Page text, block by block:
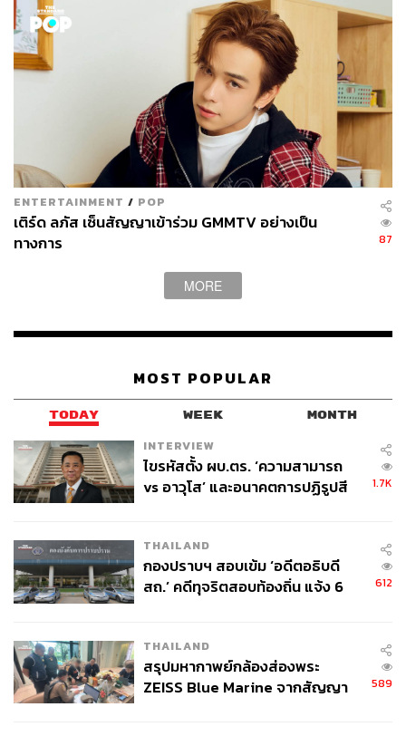
ENTERTAINMENT / POP
เติร์ด ลภัส เซ็นสัญญาเข้าร่วม GMMTV อย่างเป็น
ทางการ
87
MORE
MOST POPULAR
TODAY WEEK MONTH
INTERVIEW
ไขรหัสตั้ง ผบ.ตร. ‘ความสามารถ
vs อาวุโส’ และอนาคตการปฏิรูปสี
1.7K
THAILAND
กองปราบฯ สอบเข้ม ‘อดีตอธิบดี
สถ.’ คดีทุจริตสอบท้องถิ่น แจ้ง 6
612
THAILAND
สรุปมหากาพย์กล้องส่องพระ
ZEISS Blue Marine จากสัญญา
589